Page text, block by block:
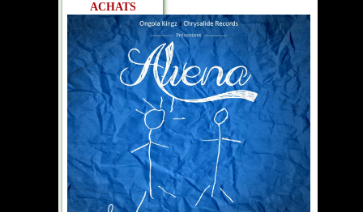
ACHATS